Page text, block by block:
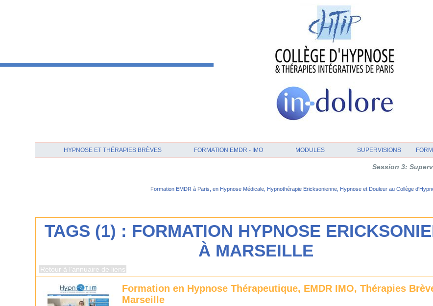
HYPNOSE ET THÉRAPIES BRÈVES FORMATION EMDR - IMO MODULES SUPERVISIONS
Session 3: Supervision et
Formation EMDR à Paris, en Hypnose Médicale, Hypnothérapie Ericksonienne, Hypnose et Douleur au Collège
TAGS (1) : FORMATION HYPNOSE
À MARSEILLE
Retour à l'annuaire de liens
Formation en Hypnose Thérapeutique, EMDR IMO, Thérapies
Marseille